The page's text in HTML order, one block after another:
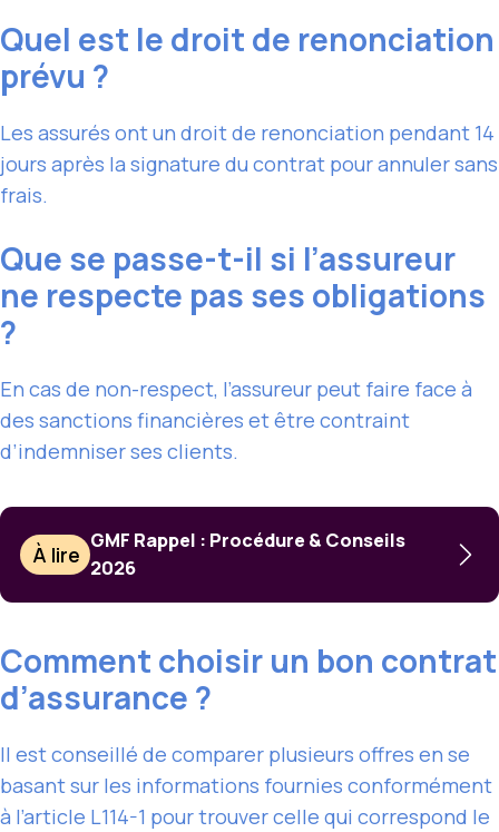
Quel est le droit de renonciation
prévu ?
Les assurés ont un droit de renonciation pendant 14
jours après la signature du contrat pour annuler sans
frais.
Que se passe-t-il si l’assureur
ne respecte pas ses obligations
?
En cas de non-respect, l’assureur peut faire face à
des sanctions financières et être contraint
d’indemniser ses clients.
À lire
GMF Rappel : Procédure & Conseils
2026
Comment choisir un bon contrat
d’assurance ?
Il est conseillé de comparer plusieurs offres en se
basant sur les informations fournies conformément
à l’article L114-1 pour trouver celle qui correspond le